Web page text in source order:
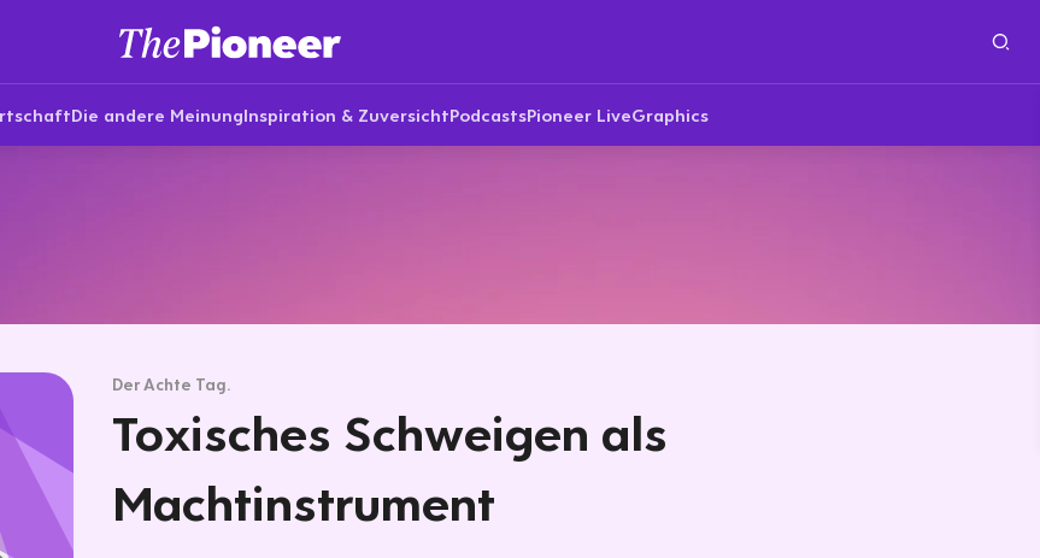
Die andere MeinungInspiration & ZuversichtPodcastsPioneer LiveGraphics
Der Achte Tag.
Toxisches Schweigen als
Machtinstrument